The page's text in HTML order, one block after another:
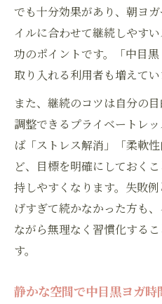
中目黒で始める健
朝や休日におすす
方
ヨガで毎日をリセ
朝のひとときに中目
中目黒の朝ヨガで
ト
ヨガで心と体をリ
プライベートヨガ
説
でも十分効果があり、朝ヨ
イルに合わせて継続しやす
功のポイントです。「中目
取り入れる利用者も増えてい
また、継続のコツは自分の
調整できるプライベートレ
ば「ストレス解消」「柔軟
ど、目標を明確にしておく
持しやすくなります。失敗
げすぎて続かなかった方も
ながら無理なく習慣化する
す。
静かな空間で中目黒ヨガ